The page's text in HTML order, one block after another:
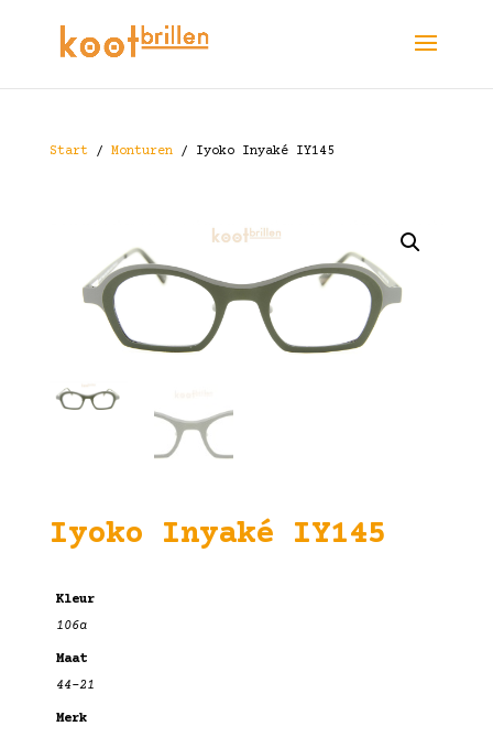
Start/ Monturen/ Iyoko Inyaké IY145
Iyoko Inyaké IY145
Kleur
106a
Maat
44-21
Merk